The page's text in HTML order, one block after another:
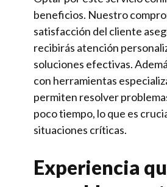
beneficios. Nuestro
satisfacción del cliente
recibirás atención
soluciones efectivas.
con herramientas
permiten resolver
poco tiempo, lo que es
situaciones críticas.
Experiencia